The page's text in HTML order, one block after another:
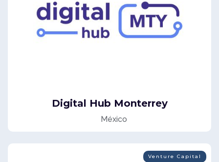
Digital Hub Monterrey
México
Venture Capital